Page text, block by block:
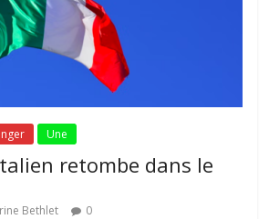
Une
retombe dans le
Bethlet 0